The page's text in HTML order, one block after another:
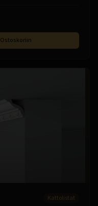
Ostoskoriin
Kattolistat